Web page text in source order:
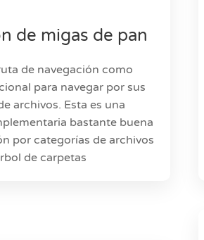
de migas de pan
de navegación como
para navegar por sus
archivos. Esta es una
bastante buena
por categorías de archivos
de carpetas